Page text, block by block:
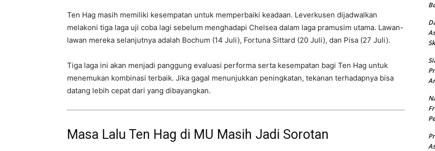
Ten Hag masih memiliki kesempatan untuk memperbaiki keadaan. Leverkusen dijadwalkan
melakoni tiga laga uji coba lagi sebelum menghadapi Chelsea dalam laga pramusim utama. Lawan-
lawan mereka selanjutnya adalah Bochum (14 Juli), Fortuna Sittard (20 Juli), dan Pisa (27 Juli).
Tiga laga ini akan menjadi panggung evaluasi performa serta kesempatan bagi Ten Hag untuk
menemukan kombinasi terbaik. Jika gagal menunjukkan peningkatan, tekanan terhadapnya bisa
datang lebih cepat dari yang dibayangkan.
Masa Lalu Ten Hag di MU Masih Jadi Sorotan